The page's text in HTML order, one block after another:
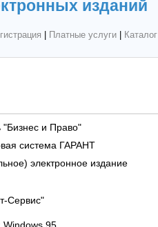
изданий
Платные услуги| Каталог|
"Бизнес и Право"
система ГАРАНТ
электронное издание
Сервис"